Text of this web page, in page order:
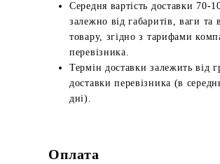
Середня вартість доставки 70-
залежно від габаритів, ваги та
товару, згідно з тарифами
перевізника.
Термін доставки залежить від
доставки перевізника (в
дні).
Оплата